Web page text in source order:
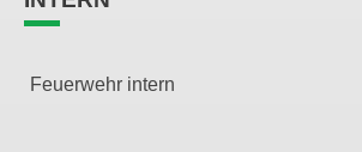
Feuerwehr intern